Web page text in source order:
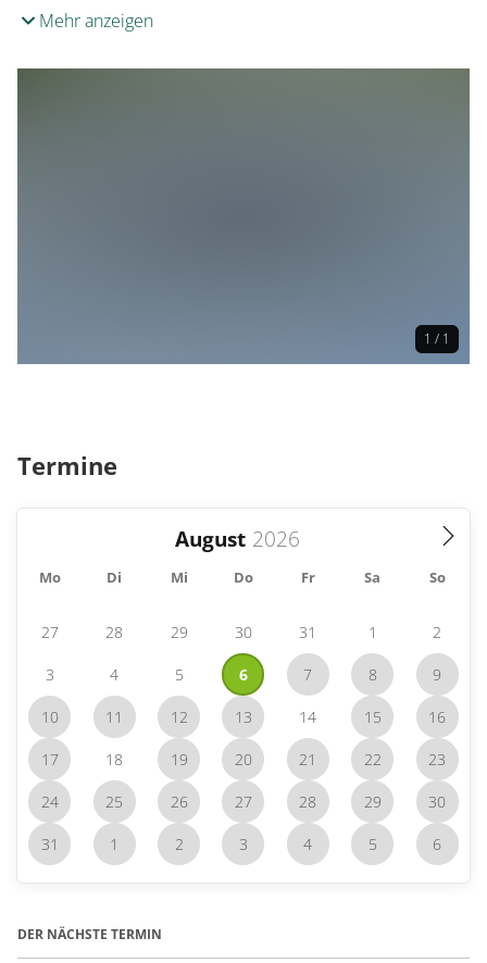
Mehr anzeigen
1 / 1
Termine
August
Mo Di Mi Do Fr Sa So
27 28 29 30 31 1 2
3 4 5 6 7 8 9
10 11 12 13 14 15 16
17 18 19 20 21 22 23
24 25 26 27 28 29 30
31 1 2 3 4 5 6
DER NÄCHSTE TERMIN